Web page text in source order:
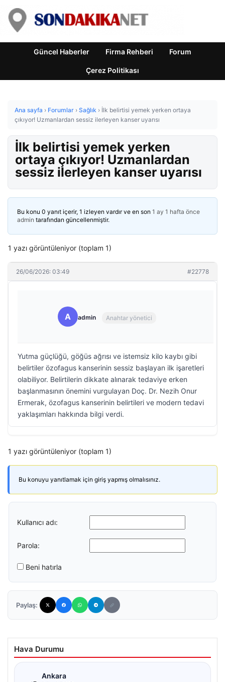
Güncel Haberler Firma Rehberi Forum
Çerez Politikası
Ana sayfa › Forumlar › Sağlık › İlk belirtisi yemek yerken ortaya
çıkıyor! Uzmanlardan sessiz ilerleyen kanser uyarısı
İlk belirtisi yemek yerken
ortaya çıkıyor! Uzmanlardan
sessiz ilerleyen kanser uyarısı
Bu konu 0 yanıt içerir, 1 izleyen vardır ve en son 1 ay 1 hafta önce
admin tarafından güncellenmiştir.
1 yazı görüntüleniyor (toplam 1)
26/06/2026: 03:49 #22778
A admin Anahtar yönetici
Yutma güçlüğü, göğüs ağrısı ve istemsiz kilo kaybı gibi
belirtiler özofagus kanserinin sessiz başlayan ilk işaretleri
olabiliyor. Belirtilerin dikkate alınarak tedaviye erken
başlanmasının önemini vurgulayan Doç. Dr. Nezih Onur
Ermerak, özofagus kanserinin belirtileri ve modern tedavi
yaklaşımları hakkında bilgi verdi.
1 yazı görüntüleniyor (toplam 1)
Bu konuyu yanıtlamak için giriş yapmış olmalısınız.
Kullanıcı adı:
Parola:
Beni hatırla
Paylaş:
Hava Durumu
Ankara